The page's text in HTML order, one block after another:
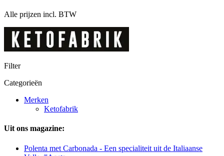
Alle prijzen incl. BTW
Filter
Categorieën
Merken
Ketofabrik
Uit ons magazine:
Polenta met Carbonada - Een specialiteit uit de Italiaanse